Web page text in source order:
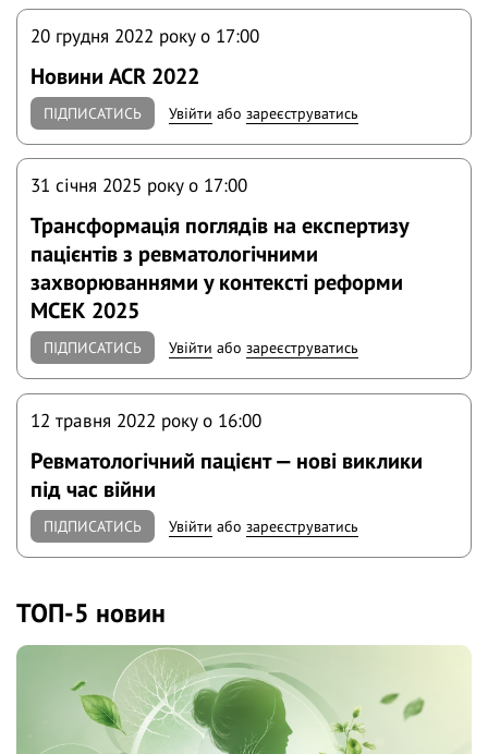
20 грудня 2022 року o 17:00
Новини ACR 2022
ПІДПИСАТИСЬ Увійти абозареєструватись
31 січня 2025 року o 17:00
Трансформація поглядів на експертизу
пацієнтів з ревматологічними
захворюваннями у контексті реформи
МСЕК 2025
ПІДПИСАТИСЬ Увійти абозареєструватись
12 травня 2022 року o 16:00
Ревматологічний пацієнт — нові виклики
під час війни
ПІДПИСАТИСЬ Увійти абозареєструватись
ТОП-5 новин